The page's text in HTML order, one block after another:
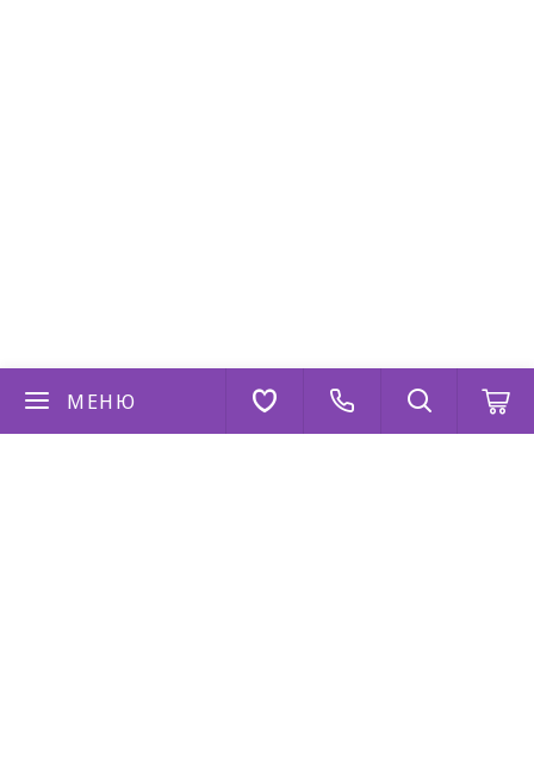
МЕНЮ